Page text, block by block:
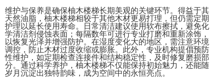
维护与保养是确保柚木楼梯长期美观的关键环节。得益于其
天然油脂，柚木楼梯相较于其他木材更易打理，但仍需定期
护理以延长使用寿命。日常清洁建议使用软布擦拭，避免化
学清洁剂侵蚀表面；每隔数年可进行专业打磨和重新涂饰，
以恢复光泽并增强防护。在湿度变化大的地区，需注意环境
调控，防止木材过度收缩或膨胀。此外，专业机构提倡预防
性维护，如定期检查连接件和结构稳定性，及时修复磨损部
分。通过科学养护，柚木楼梯不仅能保持初始魅力，还能随
岁月沉淀出独特韵味，成为空间中的永恒亮点。